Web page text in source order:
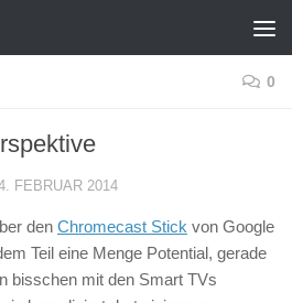
0
FEBRUAR 2014
den Chromecast Stick von Google
Teil eine Menge Potential, gerade
bisschen mit den Smart TVs